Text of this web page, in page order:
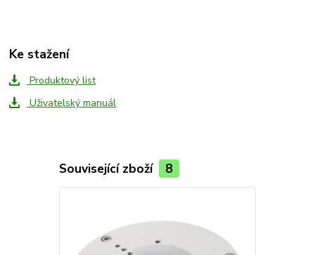
Ke stažení
Produktový list
Uživatelský manuál
Související zboží 8